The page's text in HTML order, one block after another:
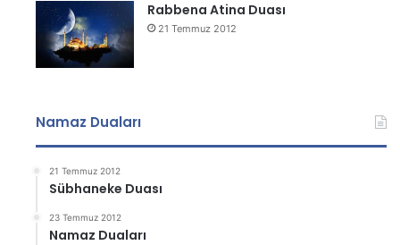
Rabbena Atina Duası
21 Temmuz 2012
Namaz Duaları
21 Temmuz 2012
Sübhaneke Duası
23 Temmuz 2012
Namaz Duaları